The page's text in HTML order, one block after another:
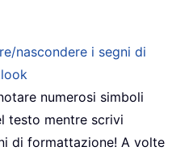
nascondere i segni di
numerosi simboli
testo mentre scrivi
di formattazione! A volte